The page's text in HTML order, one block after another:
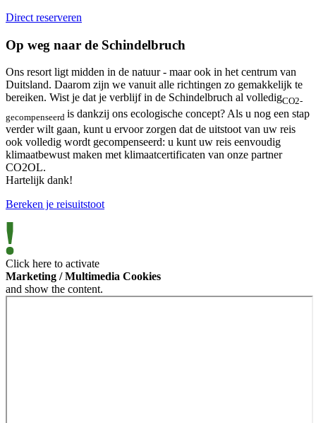
Direct reserveren
Op weg naar de Schindelbruch
Ons resort ligt midden in de natuur - maar ook in het centrum van
Duitsland. Daarom zijn we vanuit alle richtingen zo gemakkelijk te
bereiken. Wist je dat je verblijf in de Schindelbruch al volledigCO2-
gecompenseerd is dankzij ons ecologische concept? Als u nog een stap
verder wilt gaan, kunt u ervoor zorgen dat de uitstoot van uw reis
ook volledig wordt gecompenseerd: u kunt uw reis eenvoudig
klimaatbewust maken met klimaatcertificaten van onze partner
CO2OL.
Hartelijk dank!
Bereken je reisuitstoot
Click here to activate
Marketing / Multimedia Cookies
and show the content.